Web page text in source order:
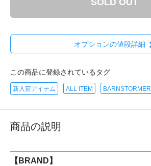
オプションの値段詳細
この商品に登録されているタグ
新入荷アイテム ALL ITEM BARNSTORMER
商品の説明
【BRAND】